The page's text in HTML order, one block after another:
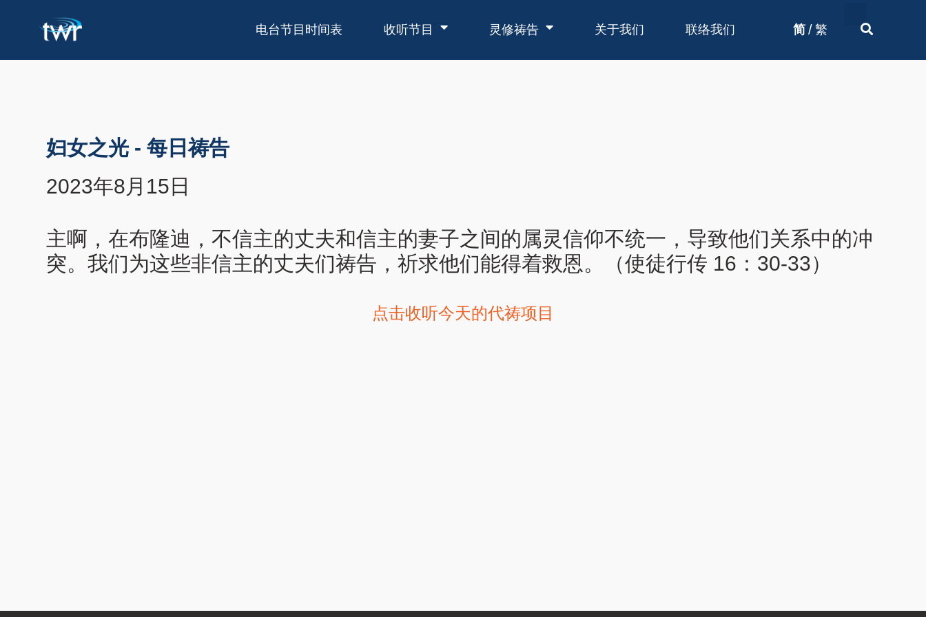
电台节目时间表 收听节目 灵修祷告 关于我们 联络我们 简 / 繁
妇女之光 - 每日祷告
2023年8月15日
主啊，在布隆迪，不信主的丈夫和信主的妻子之间的属灵信仰不统一，导致他们关系中的冲
突。我们为这些非信主的丈夫们祷告，祈求他们能得着救恩。（使徒行传 16：30-33）
点击收听今天的代祷项目